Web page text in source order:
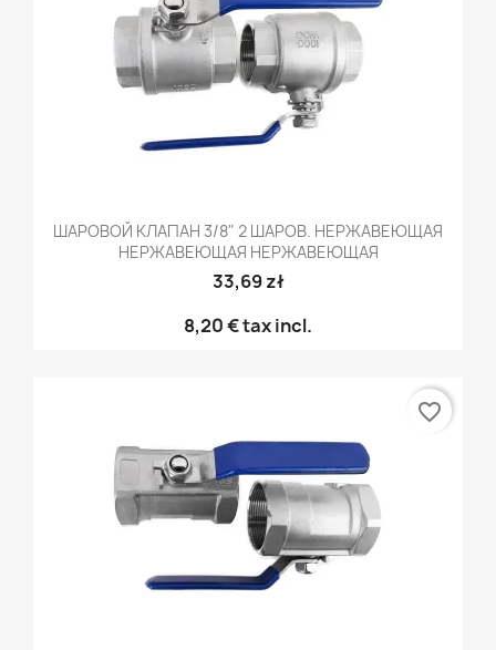
ШАРОВОЙ КЛАПАН 3/8" 2 ШАРОВ. НЕРЖАВЕЮЩАЯ
НЕРЖАВЕЮЩАЯ НЕРЖАВЕЮЩАЯ
33,69 zł
8,20 €tax incl.
favorite_border